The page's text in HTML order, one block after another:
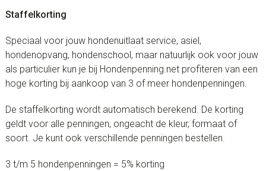
Staffelkorting
Speciaal voor jouw hondenuitlaat service, asiel,
hondenopvang, hondenschool, maar natuurlijk ook voor jouw
als particulier kun je bij Hondenpenning.net profiteren van een
hoge korting bij aankoop van 3 of meer hondenpenningen.
De staffelkorting wordt automatisch berekend. De korting
geldt voor alle penningen, ongeacht de kleur, formaat of
soort. Je kunt ook verschillende penningen bestellen.
3 t/m 5 hondenpenningen = 5% korting